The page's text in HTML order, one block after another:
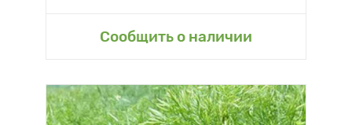
Сообщить о наличии